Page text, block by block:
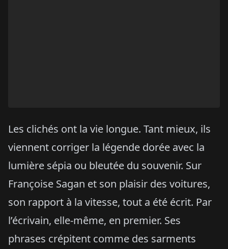
Les clichés ont la vie longue. Tant mieux, ils
viennent corriger la légende dorée avec la
lumière sépia ou bleutée du souvenir. Sur
Françoise Sagan et son plaisir des voitures,
son rapport à la vitesse, tout a été écrit. Par
l’écrivain, elle-même, en premier. Ses
phrases crépitent comme des sarments